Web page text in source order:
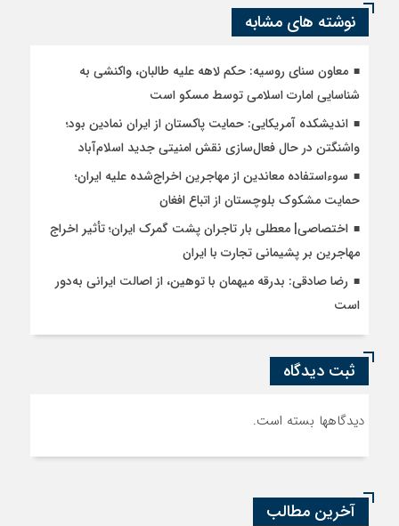
نوشته های مشابه
معاون سنای روسیه: حکم لاهه علیه طالبان، واکنشی به
شناسایی امارت اسلامی توسط مسکو است
اندیشکده آمریکایی: حمایت پاکستان از ایران نمادین بود؛
واشنگتن در حال فعال‌سازی نقش امنیتی جدید اسلام‌آباد
سوءاستفاده معاندین از مهاجرین اخراج‌شده علیه ایران؛
حمایت مشکوک بلوچستان از اتباع افغان
اختصاصی| معطلی بار تاجران پشت گمرک ایران؛ تأثیر اخراج
مهاجرین بر پشیمانی تجارت با ایران
رضا صادقی: بدرقه میهمان با توهین، از اصالت ایرانی به‌دور
است
ثبت دیدگاه
دیدگاهها بسته است.
آخرین مطالب